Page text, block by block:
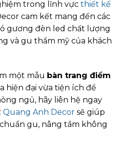
trong lĩnh vực thiết kế
cam kết mang đến các
gương đèn led chất lượng
và gu thẩm mỹ của khách
một mẫu bàn trang điểm
hiện đại vừa tiện ích để
ngủ, hãy liên hệ ngay
. Quang Anh Decor sẽ giúp
gu, nâng tầm không